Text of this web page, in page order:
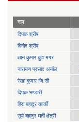
नाम
दिपक श्रीष
विनोद श्रीष
ज्ञान कुमार बुढा मगर
नारायण प्रसाद अर्याल
रेखा कुमार जि.सी
दिपक भण्डारी
हिरा बहादुर कार्की
सुर्य बहादुर घर्ती क्षेत्री